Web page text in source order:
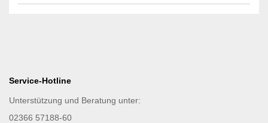
Service-Hotline
Unterstützung und Beratung unter:
02366 57188-60